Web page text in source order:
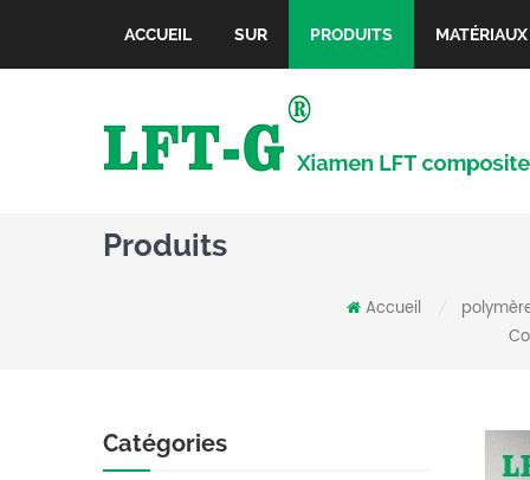
ACCUEIL SUR PRODUITS
Produits
Accueil
Catégories